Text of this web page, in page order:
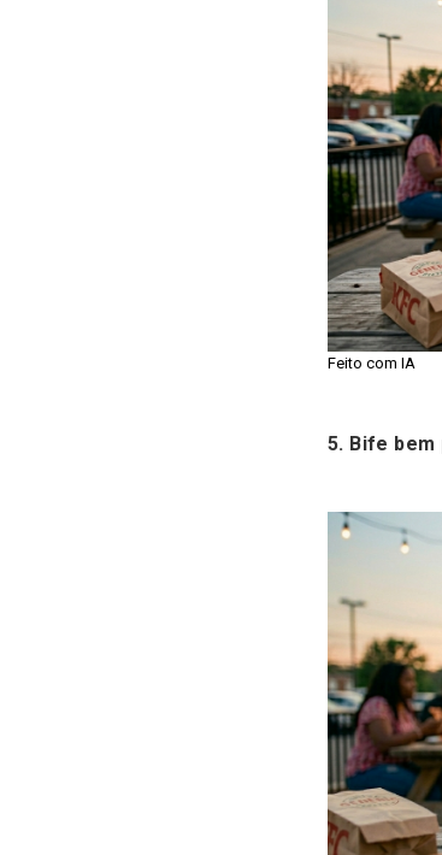
Feito com IA
5. Bife bem